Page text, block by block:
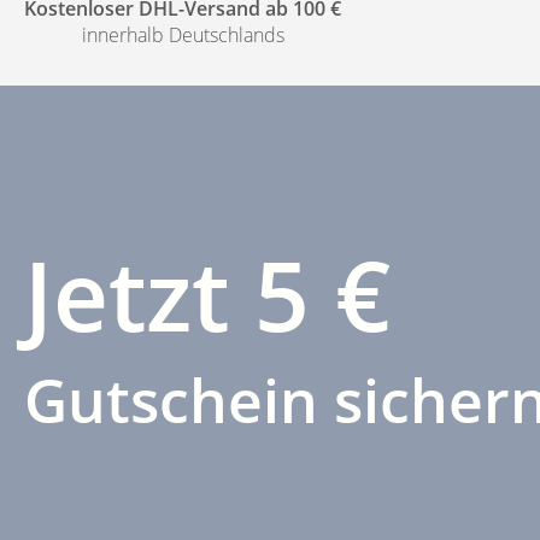
Kostenloser DHL-Versand ab 100 €
innerhalb Deutschlands
Jetzt 5 €
Gutschein